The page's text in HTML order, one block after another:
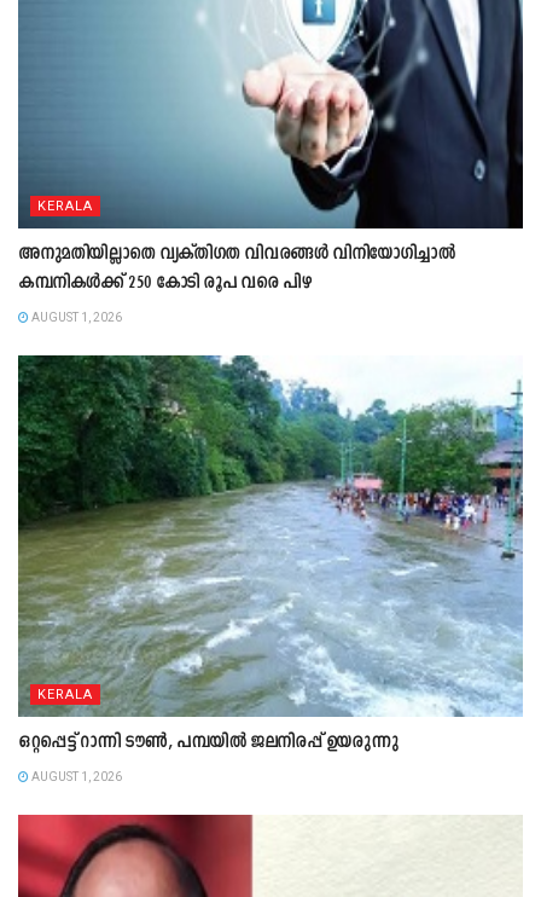
KERALA
അനുമതിയില്ലാതെ വ്യക്തിഗത വിവരങ്ങൾ വിനിയോഗിച്ചാൽ
കമ്പനികൾക്ക് 250 കോടി രൂപ വരെ പിഴ
AUGUST 1, 2026
KERALA
ഒറ്റപ്പെട്ട് റാന്നി ടൗൺ, പമ്പയിൽ ജലനിരപ്പ് ഉയരുന്നു
AUGUST 1, 2026